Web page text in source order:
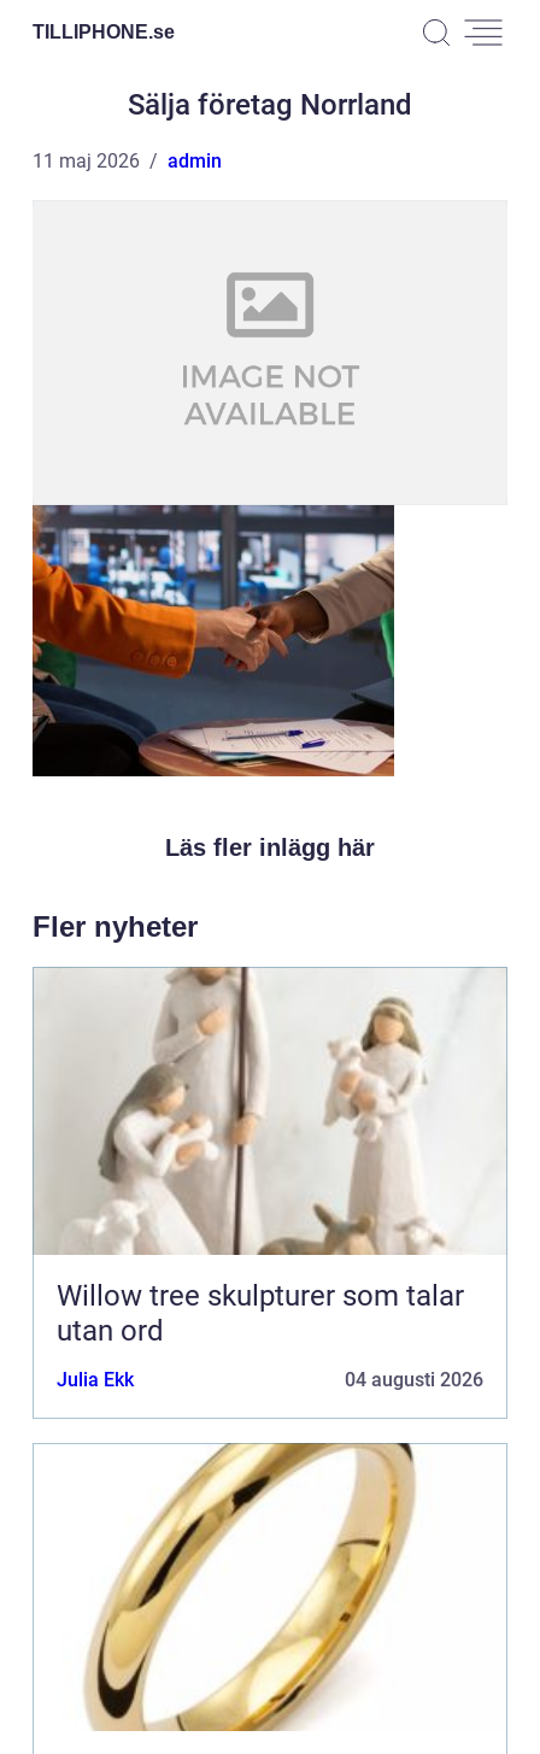
TILLIPHONE.se
Sälja företag Norrland
11 maj 2026 admin
Läs fler inlägg här
Fler nyheter
Willow tree skulpturer som talar
utan ord
Julia Ekk 04 augusti 2026